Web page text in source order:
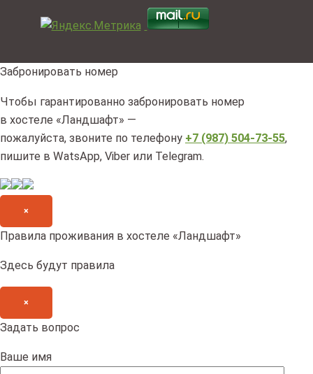
Забронировать номер
Чтобы гарантированно забронировать номер
в хостеле «Ландшафт» —
пожалуйста, звоните по телефону +7 (987) 504-73-55,
пишите в WatsApp, Viber или Telegram.
×
Правила проживания в хостеле «Ландшафт»
Здесь будут правила
×
Задать вопрос
Ваше имя